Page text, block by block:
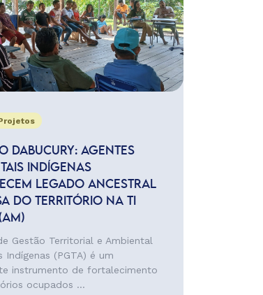
DABUCURY: AGENTES
INDÍGENAS
LEGADO ANCESTRAL
DO TERRITÓRIO NA TI
Gestão Territorial e Ambiental
Indígenas (PGTA) é um
instrumento de fortalecimento
ocupados ...